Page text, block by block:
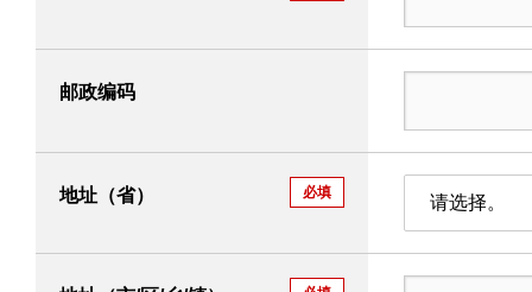
邮政编码
地址（省） 必填 请选择。